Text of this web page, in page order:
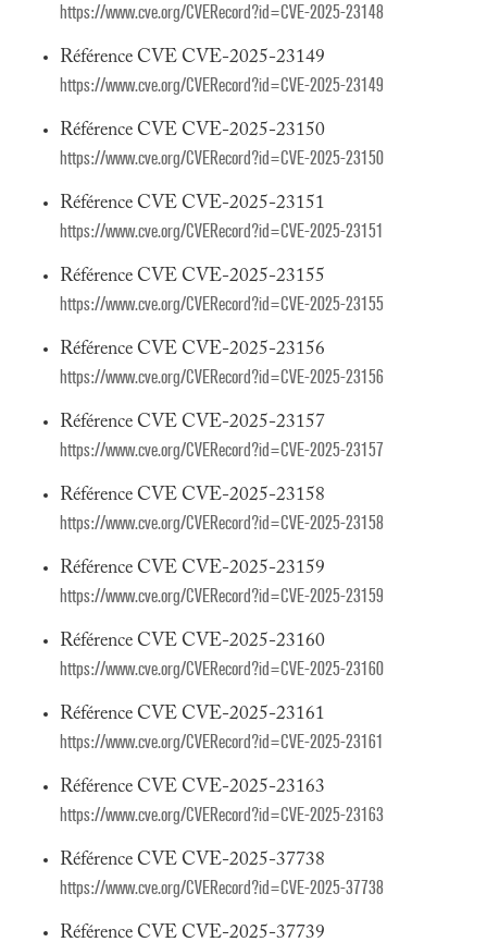
https://www.cve.org/CVERecord?id=CVE-2025-23148
Référence CVE CVE-2025-23149
https://www.cve.org/CVERecord?id=CVE-2025-23149
Référence CVE CVE-2025-23150
https://www.cve.org/CVERecord?id=CVE-2025-23150
Référence CVE CVE-2025-23151
https://www.cve.org/CVERecord?id=CVE-2025-23151
Référence CVE CVE-2025-23155
https://www.cve.org/CVERecord?id=CVE-2025-23155
Référence CVE CVE-2025-23156
https://www.cve.org/CVERecord?id=CVE-2025-23156
Référence CVE CVE-2025-23157
https://www.cve.org/CVERecord?id=CVE-2025-23157
Référence CVE CVE-2025-23158
https://www.cve.org/CVERecord?id=CVE-2025-23158
Référence CVE CVE-2025-23159
https://www.cve.org/CVERecord?id=CVE-2025-23159
Référence CVE CVE-2025-23160
https://www.cve.org/CVERecord?id=CVE-2025-23160
Référence CVE CVE-2025-23161
https://www.cve.org/CVERecord?id=CVE-2025-23161
Référence CVE CVE-2025-23163
https://www.cve.org/CVERecord?id=CVE-2025-23163
Référence CVE CVE-2025-37738
https://www.cve.org/CVERecord?id=CVE-2025-37738
Référence CVE CVE-2025-37739